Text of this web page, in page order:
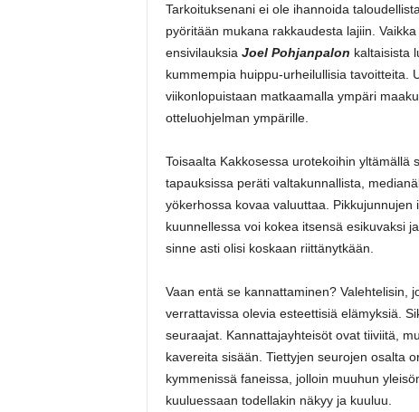
Tarkoituksenani ei ole ihannoida
pyöritään mukana rakkaudesta lajiin.
ensivilauksia Joel Pohjanpalon kaltaisista
kummempia huippu-urheilullisia tavoitteita.
viikonlopuistaan matkaamalla ympäri
otteluohjelman ympärille.
Toisaalta Kakkosessa urotekoihin
tapauksissa peräti valtakunnallista,
yökerhossa kovaa valuuttaa.
kuunnellessa voi kokea itsensä esikuvaksi ja
sinne asti olisi koskaan riittänytkään.
Vaan entä se kannattaminen? Valehtelisin,
verrattavissa olevia esteettisiä elämyksiä.
seuraajat. Kannattajayhteisöt ovat tiiviitä,
kavereita sisään. Tiettyjen seurojen osalta
kymmenissä faneissa, jolloin muuhun
kuuluessaan todellakin näkyy ja kuuluu.